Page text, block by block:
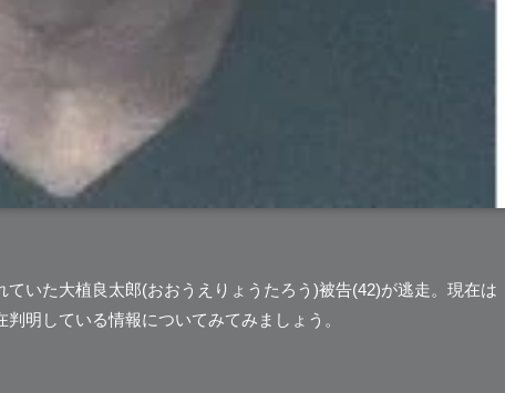
いた大植良太郎(おおうえりょうたろう)被告(42)が逃走。現在は
明している情報についてみてみましょう。